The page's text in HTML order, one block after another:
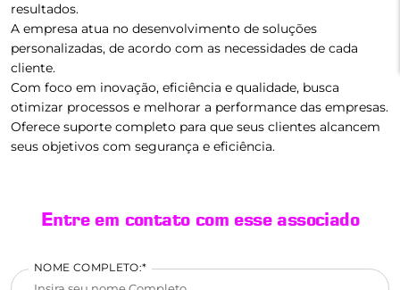
resultados.
A empresa atua no desenvolvimento de soluções
personalizadas, de acordo com as necessidades de cada
cliente.
Com foco em inovação, eficiência e qualidade, busca
otimizar processos e melhorar a performance das empresas.
Oferece suporte completo para que seus clientes alcancem
seus objetivos com segurança e eficiência.
Entre em contato com esse associado
NOME COMPLETO:*